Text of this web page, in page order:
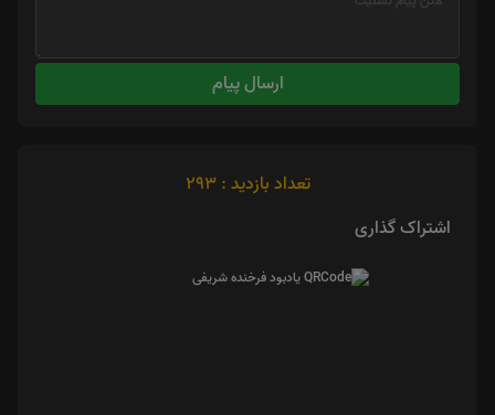
ارسال پیام
تعداد بازدید : 293
اشتراک گذاری